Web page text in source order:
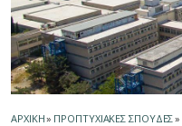
ΑΡΧΙΚΗ» ΠΡΟΠΤΥΧΙΑΚΕΣ ΣΠΟΥΔΕΣ»